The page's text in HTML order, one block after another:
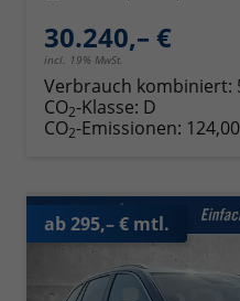
30.240,– €
incl. 19% MwSt.
Verbrauch kombiniert:
CO2-Klasse: D
CO2-Emissionen:
ab 295,– € mtl.